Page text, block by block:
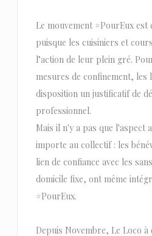
Le mouvement #PourEux est
puisque les cuisiniers et
l’action de leur plein gré.
mesures de confinement,
disposition un justificatif de
professionnel.
Mais il n'y a pas que l'aspect
importe au collectif : les
lien de confiance avec les
domicile fixe, ont même
#PourEux.
Depuis Novembre, Le Loco